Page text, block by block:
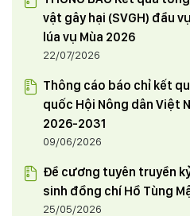
vật gây hại (SVGH) đầu
lúa vụ Mùa 2026
22/07/2026
Thông cáo báo chỉ kết
quốc Hội Nông dân Việt
2026-2031
09/06/2026
Đề cương tuyên truyền
sinh đồng chí Hồ Tùng
25/05/2026